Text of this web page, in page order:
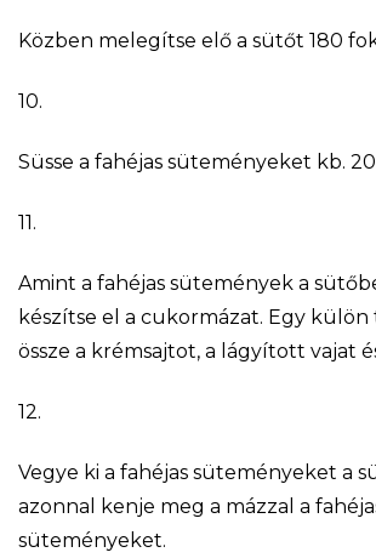
Közben melegítse elő a sütőt 180
10.
Süsse a fahéjas süteményeket kb.
11.
Amint a fahéjas sütemények a
készítse el a cukormázat. Egy
össze a krémsajtot, a lágyított vajat
12.
Vegye ki a fahéjas süteményeket a
azonnal kenje meg a mázzal a
süteményeket.